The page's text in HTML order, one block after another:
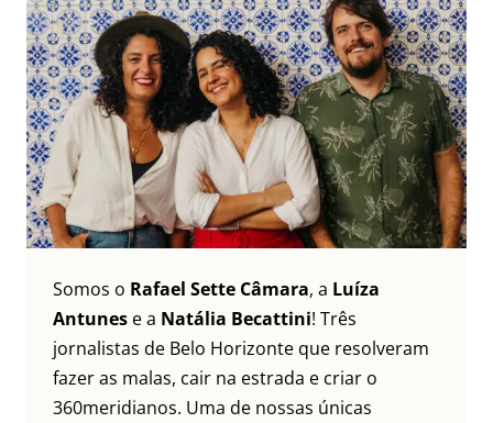
Somos o Rafael Sette Câmara, a Luíza
Antunes e a Natália Becattini! Três
jornalistas de Belo Horizonte que resolveram
fazer as malas, cair na estrada e criar o
360meridianos. Uma de nossas únicas